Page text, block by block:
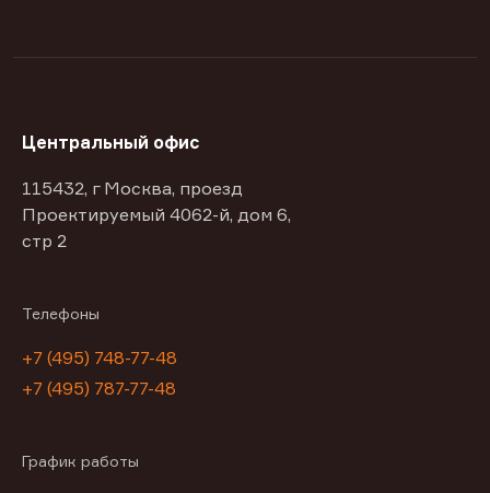
Центральный офис
115432, г Москва, проезд
Проектируемый 4062-й, дом 6,
стр 2
Телефоны
+7 (495) 748-77-48
+7 (495) 787-77-48
График работы